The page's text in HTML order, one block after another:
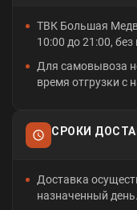
ТВК Большая
10:00 до 21:00,
Для самовывоза
время отгрузки с
СРОКИ
Доставка
назначенный день.